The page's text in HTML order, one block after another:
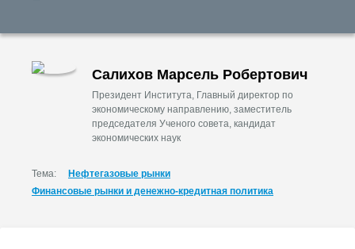
Салихов Марсель Робертович
Президент Института, Главный директор по
экономическому направлению, заместитель
председателя Ученого совета, кандидат
экономических наук
Тема:
Нефтегазовые рынки
Финансовые рынки и денежно-кредитная политика